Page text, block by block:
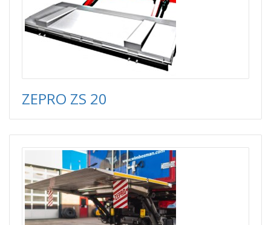
ZEPRO ZS 20